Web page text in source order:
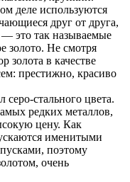
деле используются
друг от друга,
это так называемые
золото. Не смотря
золота в качестве
престижно, красиво
стального цвета.
редких металлов,
цену. Как
именитыми
поэтому
очень